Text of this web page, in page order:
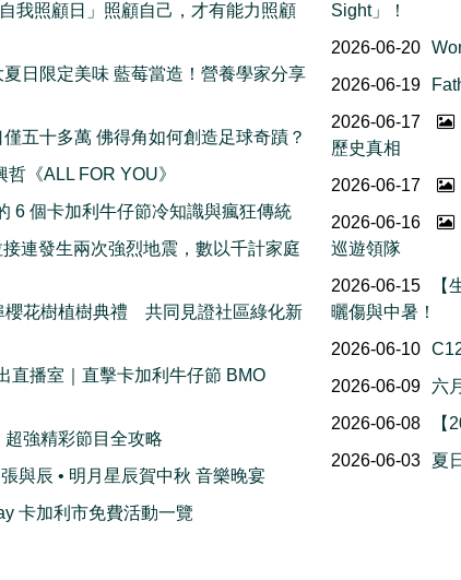
我照顧日」照顧自己，才有能力照顧
日限定美味 藍莓當造！營養學家分享
五十多萬 佛得角如何創造足球奇蹟？
《ALL FOR YOU》
6 個卡加利牛仔節冷知識與瘋狂傳統
連發生兩次強烈地震，數以千計家庭
櫻花樹植樹典禮 共同見證社區綠化新
直播室｜直擊卡加利牛仔節 BMO
強精彩節目全攻略
與辰 • 明月星辰賀中秋 音樂晚宴
卡加利市免費活動一覽
Sight」！
2026-06-20
2026-06-19
2026-06-17
歷史真相
2026-06-17
2026-06-16
巡遊領隊
2026-06-15
曬傷與中暑！
2026-06-10
2026-06-09
六
2026-06-08
2026-06-03
夏